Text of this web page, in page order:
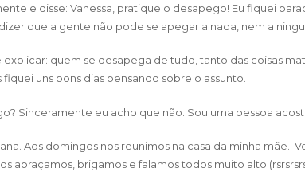
e disse: Vanessa, pratique o desapego! Eu fiquei
que a gente não pode se apegar a nada, nem a
quem se desapega de tudo, tanto das coisas
fiquei uns bons dias pensando sobre o assunto.
Sinceramente eu acho que não. Sou uma pessoa
Aos domingos nos reunimos na casa da minha mãe.
abraçamos, brigamos e falamos todos muito alto